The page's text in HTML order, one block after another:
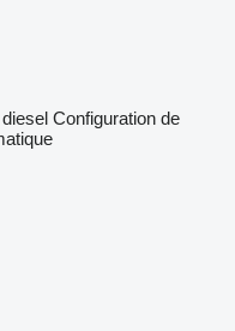
diesel Configuration de